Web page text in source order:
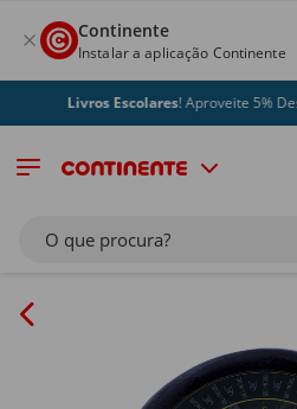
Continente
Instalar a aplicação Continente
Livros Escolares! Aproveite 5%
O que procura?